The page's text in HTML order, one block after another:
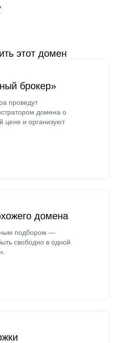
этот домен
брокер»
проведут
домена о
цене и организуют
домена
подбором —
свободно в одной